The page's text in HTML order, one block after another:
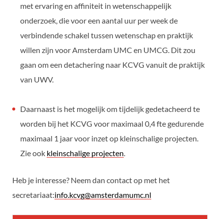
met ervaring en affiniteit in wetenschappelijk
onderzoek, die voor een aantal uur per week de
verbindende schakel tussen wetenschap en praktijk
willen zijn voor Amsterdam UMC en UMCG. Dit zou
gaan om een detachering naar KCVG vanuit de praktijk
van UWV.
Daarnaast is het mogelijk om tijdelijk gedetacheerd te
worden bij het KCVG voor maximaal 0,4 fte gedurende
maximaal 1 jaar voor inzet op kleinschalige projecten.
Zie ook kleinschalige projecten
Heb je interesse? Neem dan contact op met het
secretariaat:info.kcvg@amsterdamumc.nl